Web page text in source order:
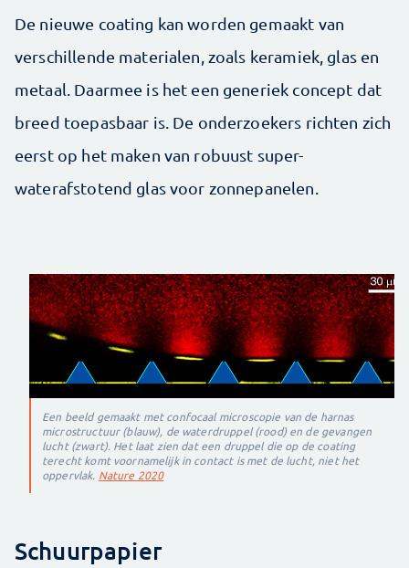
De nieuwe coating kan worden gemaakt van
verschillende materialen, zoals keramiek, glas en
metaal. Daarmee is het een generiek concept dat
breed toepasbaar is. De onderzoekers richten zich
eerst op het maken van robuust super-
waterafstotend glas voor zonnepanelen.
Een beeld gemaakt met confocaal microscopie van de harnas
microstructuur (blauw), de waterdruppel (rood) en de gevangen
lucht (zwart). Het laat zien dat een druppel die op de coating
terecht komt voornamelijk in contact is met de lucht, niet het
oppervlak. Nature 2020
Schuurpapier